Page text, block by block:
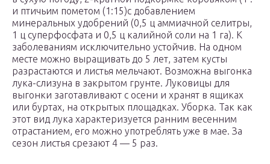
и птичьим пометом (1:15)с добавлением
минеральных удобрений (0,5 ц аммиачной селитры,
1 ц суперфосфата и 0,5 ц калийной соли на 1 га). К
заболеваниям исключительно устойчив. На одном
месте можно выращивать до 5 лет, затем кусты
разрастаются и листья мельчают. Возможна выгонка
лука-слизуна в закрытом грунте. Луковицы для
выгонки заготавливают с осени и хранят в ящиках
или буртах, на открытых площадках. Уборка. Так как
этот вид лука характеризуется ранним весенним
отрастанием, его можно употреблять уже в мае. За
сезон листья срезают 4 — 5 раз.